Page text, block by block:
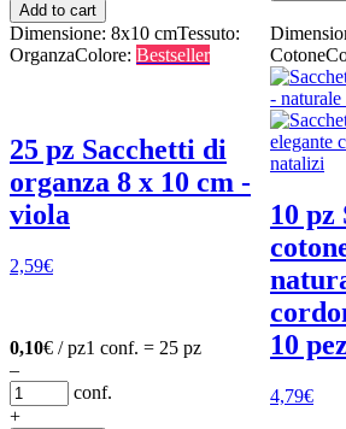
Add to cart
Dimensione: 8x10 cmTessuto:
OrganzaColore: Bestseller
25 pz Sacchetti di
organza 8 x 10 cm -
viola
2,59€
0,10€ / pz1 conf. = 25 pz
–
conf.
+
Cotone
10 pz
10
4,79€